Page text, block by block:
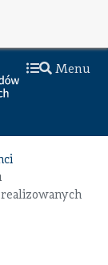
Menu